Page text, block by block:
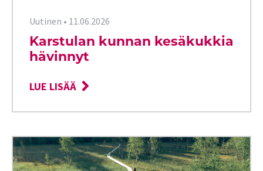
Uutinen • 11.06.2026
Karstulan kunnan kesäkukkia
hävinnyt
LUE LISÄÄ